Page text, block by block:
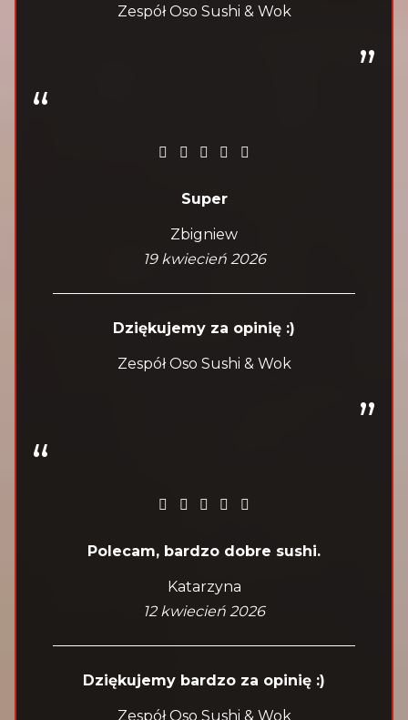
Zespół Oso Sushi & Wok
Super
Zbigniew
19 kwiecień 2026
Dziękujemy za opinię :)
Zespół Oso Sushi & Wok
Polecam, bardzo dobre sushi.
Katarzyna
12 kwiecień 2026
Dziękujemy bardzo za opinię :)
Zespół Oso Sushi & Wok